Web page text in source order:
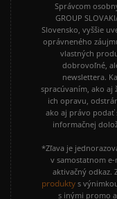
Správcom
GROUP
Slovensko, vyššie
oprávneného
vlastných
dobrovoľné,
newslettera.
spracúvaním, ako aj
ich opravu,
ako aj právo podať
informačnej
*Zľava je
v samostatnom
aktivačný odkaz.
produkty s
s inými promo